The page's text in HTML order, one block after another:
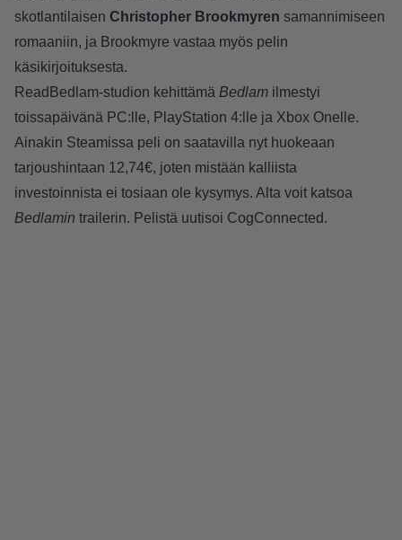
skotlantilaisen Christopher Brookmyren samannimiseen
romaaniin, ja Brookmyre vastaa myös pelin
käsikirjoituksesta.
ReadBedlam-studion kehittämä Bedlam ilmestyi
toissapäivänä PC:lle, PlayStation 4:lle ja Xbox Onelle.
Ainakin Steamissa peli on saatavilla nyt huokeaan
tarjoushintaan 12,74€, joten mistään kalliista
investoinnista ei tosiaan ole kysymys. Alta voit katsoa
Bedlamin trailerin. Pelistä uutisoi CogConnected.